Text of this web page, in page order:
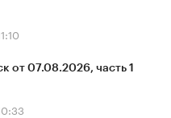
от 07.08.2026, часть 1